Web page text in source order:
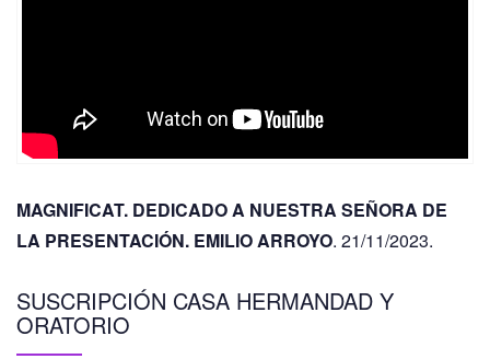
MAGNIFICAT. DEDICADO A NUESTRA SEÑORA DE
LA PRESENTACIÓN. EMILIO ARROYO. 21/11/2023.
SUSCRIPCIÓN CASA HERMANDAD Y
ORATORIO